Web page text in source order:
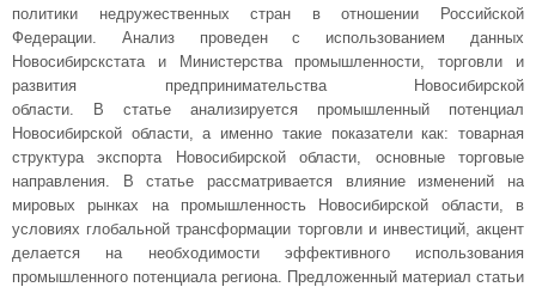
политики недружественных стран в отношении Российской
Федерации. Анализ проведен с использованием данных
Новосибирскстата и Министерства промышленности, торговли и
развития предпринимательства Новосибирской
области. В статье анализируется промышленный потенциал
Новосибирской области, а именно такие показатели как: товарная
структура экспорта Новосибирской области, основные торговые
направления. В статье рассматривается влияние изменений на
мировых рынках на промышленность Новосибирской области, в
условиях глобальной трансформации торговли и инвестиций, акцент
делается на необходимости эффективного использования
промышленного потенциала региона. Предложенный материал статьи